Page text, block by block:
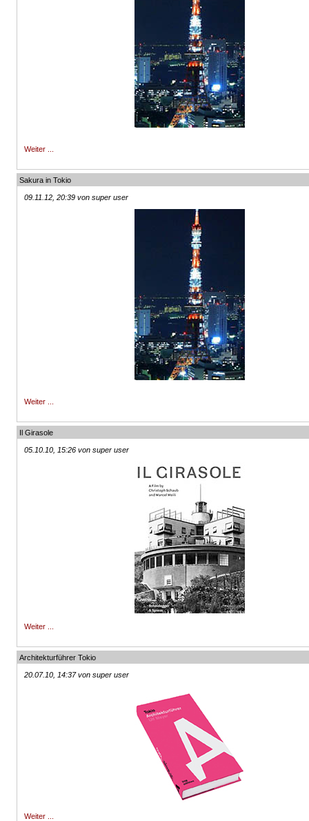
Weiter ...
Sakura in Tokio
09.11.12, 20:39 von super user
Weiter ...
Il Girasole
05.10.10, 15:26 von super user
Weiter ...
Architekturführer Tokio
20.07.10, 14:37 von super user
Weiter ...